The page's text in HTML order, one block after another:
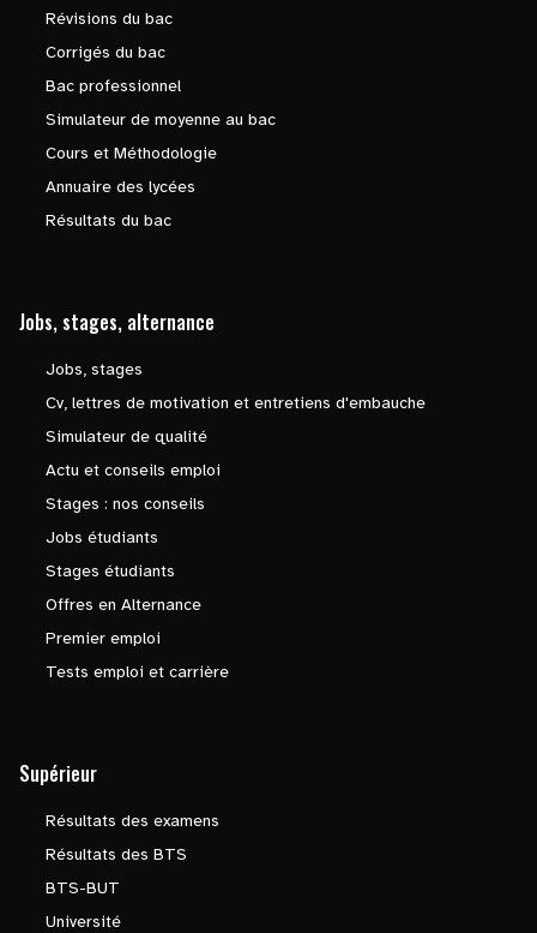
Révisions du bac
Corrigés du bac
Bac professionnel
Simulateur de moyenne au bac
Cours et Méthodologie
Annuaire des lycées
Résultats du bac
Jobs, stages, alternance
Jobs, stages
Cv, lettres de motivation et entretiens d'embauche
Simulateur de qualité
Actu et conseils emploi
Stages : nos conseils
Jobs étudiants
Stages étudiants
Offres en Alternance
Premier emploi
Tests emploi et carrière
Supérieur
Résultats des examens
Résultats des BTS
BTS-BUT
Université